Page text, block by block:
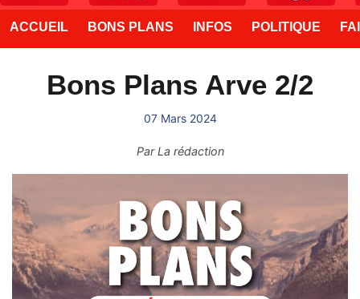
ACCUEIL BONS PLANS INFOS POLITIQUE
Bons Plans Arve 2/2
07 Mars 2024
ParLa rédaction